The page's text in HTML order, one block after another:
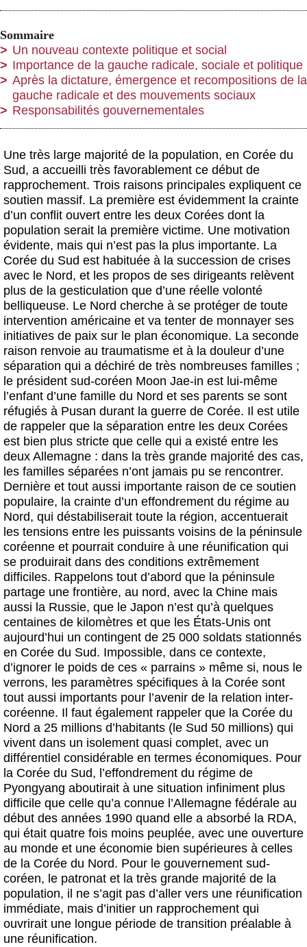
Sommaire
Un nouveau contexte politique et social
Importance de la gauche radicale, sociale et politique
Après la dictature, émergence et recompositions de la
gauche radicale et des mouvements sociaux
Responsabilités gouvernementales
Une très large majorité de la population, en Corée du
Sud, a accueilli très favorablement ce début de
rapprochement. Trois raisons principales expliquent ce
soutien massif. La première est évidemment la crainte
d’un conflit ouvert entre les deux Corées dont la
population serait la première victime. Une motivation
évidente, mais qui n’est pas la plus importante. La
Corée du Sud est habituée à la succession de crises
avec le Nord, et les propos de ses dirigeants relèvent
plus de la gesticulation que d’une réelle volonté
belliqueuse. Le Nord cherche à se protéger de toute
intervention américaine et va tenter de monnayer ses
initiatives de paix sur le plan économique. La seconde
raison renvoie au traumatisme et à la douleur d’une
séparation qui a déchiré de très nombreuses familles ;
le président sud-coréen Moon Jae-in est lui-même
l’enfant d’une famille du Nord et ses parents se sont
réfugiés à Pusan durant la guerre de Corée. Il est utile
de rappeler que la séparation entre les deux Corées
est bien plus stricte que celle qui a existé entre les
deux Allemagne : dans la très grande majorité des cas,
les familles séparées n’ont jamais pu se rencontrer.
Dernière et tout aussi importante raison de ce soutien
populaire, la crainte d’un effondrement du régime au
Nord, qui déstabiliserait toute la région, accentuerait
les tensions entre les puissants voisins de la péninsule
coréenne et pourrait conduire à une réunification qui
se produirait dans des conditions extrêmement
difficiles. Rappelons tout d’abord que la péninsule
partage une frontière, au nord, avec la Chine mais
aussi la Russie, que le Japon n’est qu’à quelques
centaines de kilomètres et que les États-Unis ont
aujourd’hui un contingent de 25 000 soldats stationnés
en Corée du Sud. Impossible, dans ce contexte,
d’ignorer le poids de ces « parrains » même si, nous le
verrons, les paramètres spécifiques à la Corée sont
tout aussi importants pour l’avenir de la relation inter-
coréenne. Il faut également rappeler que la Corée du
Nord a 25 millions d’habitants (le Sud 50 millions) qui
vivent dans un isolement quasi complet, avec un
différentiel considérable en termes économiques. Pour
la Corée du Sud, l’effondrement du régime de
Pyongyang aboutirait à une situation infiniment plus
difficile que celle qu’a connue l’Allemagne fédérale au
début des années 1990 quand elle a absorbé la RDA,
qui était quatre fois moins peuplée, avec une ouverture
au monde et une économie bien supérieures à celles
de la Corée du Nord. Pour le gouvernement sud-
coréen, le patronat et la très grande majorité de la
population, il ne s’agit pas d’aller vers une réunification
immédiate, mais d’initier un rapprochement qui
ouvrirait une longue période de transition préalable à
une réunification.